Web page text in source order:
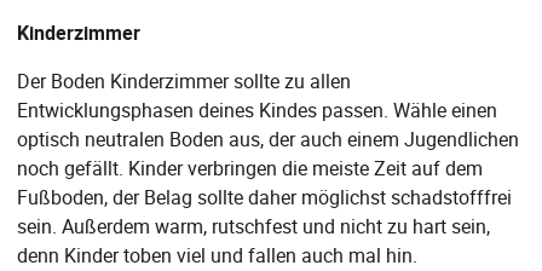
Kinderzimmer
Der Boden Kinderzimmer sollte zu allen
Entwicklungsphasen deines Kindes passen. Wähle einen
optisch neutralen Boden aus, der auch einem Jugendlichen
noch gefällt. Kinder verbringen die meiste Zeit auf dem
Fußboden, der Belag sollte daher möglichst schadstofffrei
sein. Außerdem warm, rutschfest und nicht zu hart sein,
denn Kinder toben viel und fallen auch mal hin.